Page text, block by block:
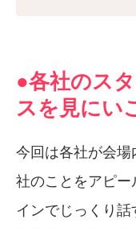
●各社のス
スを見にい
今回は各社が会
社のことをアピ
インでじっくり